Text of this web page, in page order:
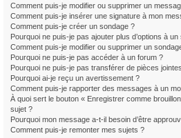
Comment puis-je modifier ou supprimer un
Comment puis-je insérer une signature à mon
Comment puis-je créer un sondage ?
Pourquoi ne puis-je pas ajouter plus d’options à un
Comment puis-je modifier ou supprimer un
Pourquoi ne puis-je pas accéder à un forum ?
Pourquoi ne puis-je pas transférer de pièces
Pourquoi ai-je reçu un avertissement ?
Comment puis-je rapporter des messages à un
À quoi sert le bouton « Enregistrer comme
sujet ?
Pourquoi mon message a-t-il besoin d’être
Comment puis-je remonter mes sujets ?